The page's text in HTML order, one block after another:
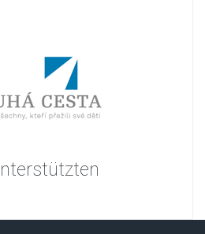
Weg (Dlouhá cesta) entstand
jungen Müttern, die gemeinsam
Kindes verbundene Momente
erlebten.